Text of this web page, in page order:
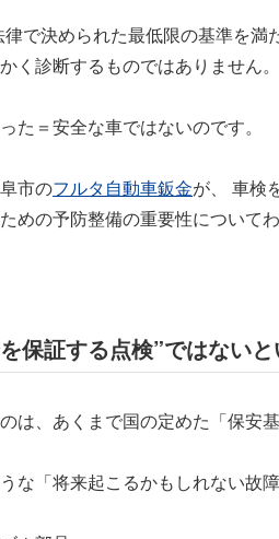
律で決められた最低限の基準を満
く診断するものではありません。
た＝安全な車ではないのです。
市のフルタ自動車鈑金が、 車検
めの予防整備の重要性について
保証する点検”ではない
は、あくまで国の定めた「保安基
な「将来起こるかもしれない故